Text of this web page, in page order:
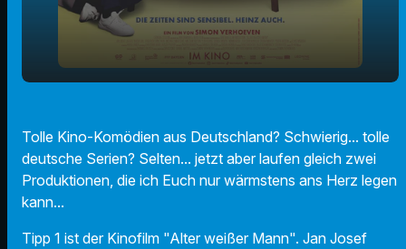
01:54
Tolle Kino-Komödien aus Deutschland? Schwierig... tolle
deutsche Serien? Selten... jetzt aber laufen gleich zwei
Produktionen, die ich Euch nur wärmstens ans Herz legen
kann...
Tipp 1 ist der Kinofilm "Alter weißer Mann". Jan Josef